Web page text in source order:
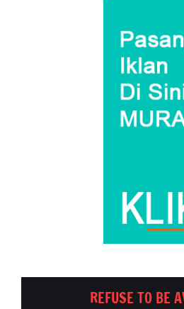
REFUSE TO BE